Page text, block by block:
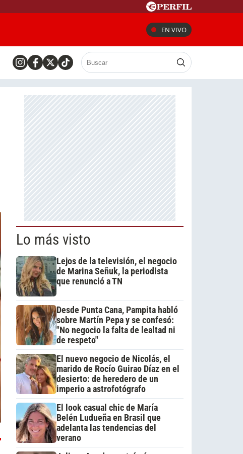
EN VIVO
Lo más visto
Lejos de la televisión, el negocio
de Marina Señuk, la periodista
que renunció a TN
Desde Punta Cana, Pampita habló
sobre Martín Pepa y se confesó:
"No negocio la falta de lealtad ni
de respeto"
El nuevo negocio de Nicolás, el
marido de Rocío Guirao Díaz en el
desierto: de heredero de un
imperio a astrofotógrafo
El look casual chic de María
Belén Ludueña en Brasil que
adelanta las tendencias del
verano